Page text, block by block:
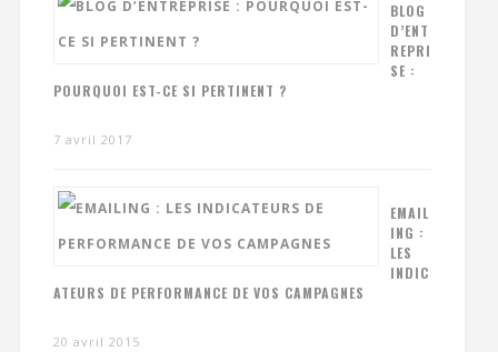
BLOG
D’ENT
REPRI
SE :
POURQUOI EST-CE SI PERTINENT ?
7 avril 2017
EMAIL
ING :
LES
INDIC
ATEURS DE PERFORMANCE DE VOS CAMPAGNES
20 avril 2015